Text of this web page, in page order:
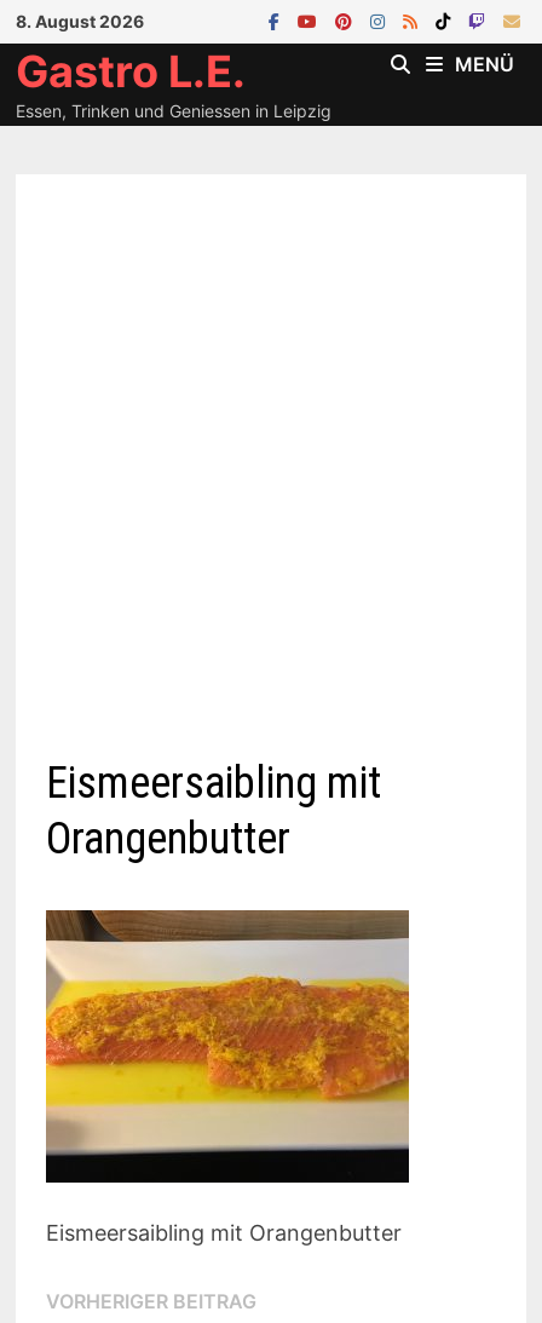
Zum
Inhalt
springen
8. August 2026
Gastro L.E.
Essen, Trinken und Geniessen in Leipzig
MENÜ
Eismeersaibling mit
Orangenbutter
Eismeersaibling mit Orangenbutter
Beitragsnavigation
VORHERIGER BEITRAGVorheriger